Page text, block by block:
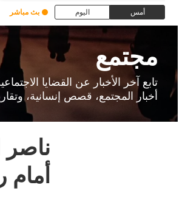
أمس اليوم بث مباشر
مجتمع
تابع آخر الأخبار عن القضايا
أخبار المجتمع، قصص إنسانية،